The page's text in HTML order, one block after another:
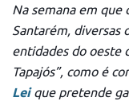
Na semana em que
Santarém, diversas
entidades do oeste
Tapajós”, como é
Leique pretende